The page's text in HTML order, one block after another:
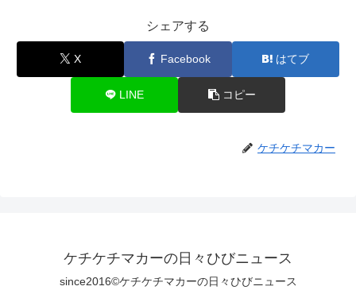
シェアする
X Facebook はてブ
LINE コピー
ケチケチマカー
ケチケチマカーの日々ひびニュース
since2016©ケチケチマカーの日々ひびニュース